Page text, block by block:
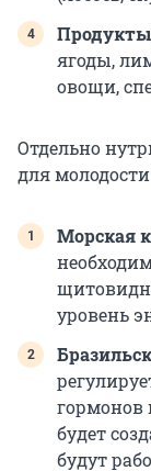
ягоды,
овощи,
Отдельно
для
Морская
уровень
гормонов
будет
будут